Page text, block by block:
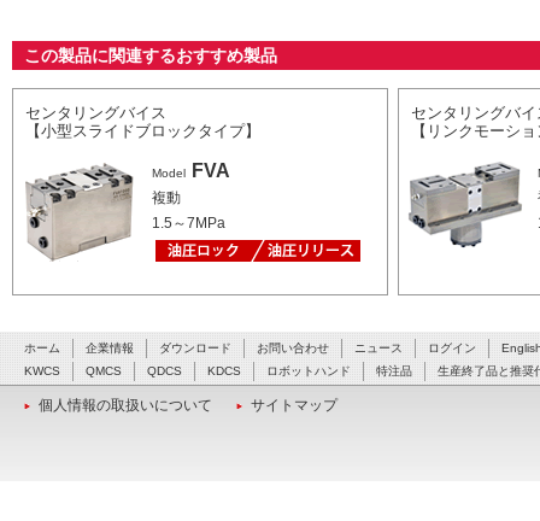
この製品に関連するおすすめ製品
センタリングバイス
【小型スライドブロックタイプ】
Model FVA
複動
1.5～7MPa
センタリングバイ
【リンク
ホーム 企業情報 ダウンロード お問い合わせ ニュース ログイン
KWCS
QMCS QDCS KDCS ロボットハンド 特注品 生産終了品と推奨
個人情報の取扱いについて サイトマップ